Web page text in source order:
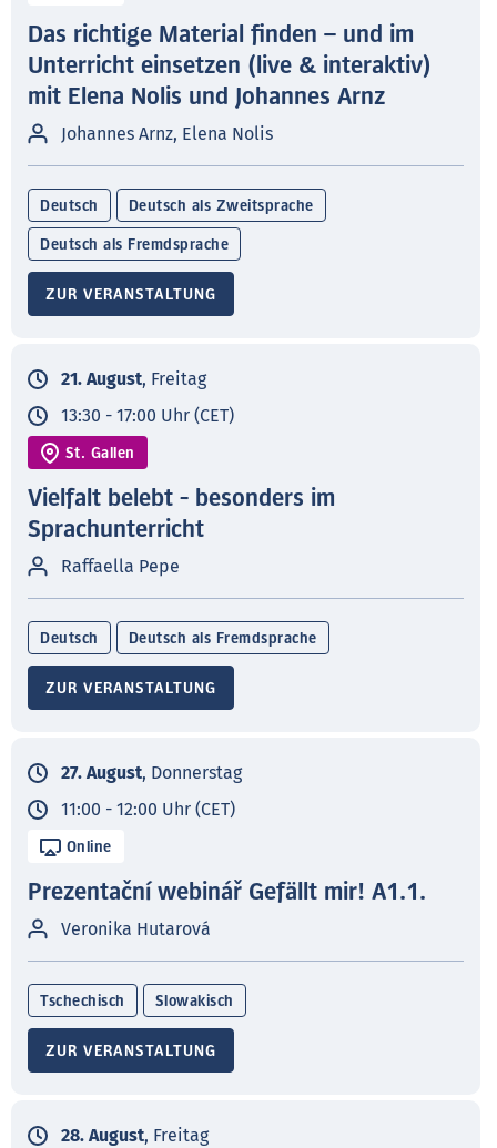
Das richtige Material finden – und im
Unterricht einsetzen (live & interaktiv)
mit Elena Nolis und Johannes Arnz
Johannes Arnz, Elena Nolis
Deutsch Deutsch als Zweitsprache
Deutsch als Fremdsprache
ZUR VERANSTALTUNG
21. August, Freitag
13:30 - 17:00 Uhr (CET)
St. Gallen
Vielfalt belebt - besonders im
Sprachunterricht
Raffaella Pepe
Deutsch Deutsch als Fremdsprache
ZUR VERANSTALTUNG
27. August, Donnerstag
11:00 - 12:00 Uhr (CET)
Online
Prezentační webinář Gefällt mir! A1.1.
Veronika Hutarová
Tschechisch Slowakisch
ZUR VERANSTALTUNG
28. August, Freitag